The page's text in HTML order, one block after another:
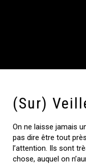
(Sur)
On ne laisse jamais
pas dire être tout
l’attention. Ils sont
chose, auquel on